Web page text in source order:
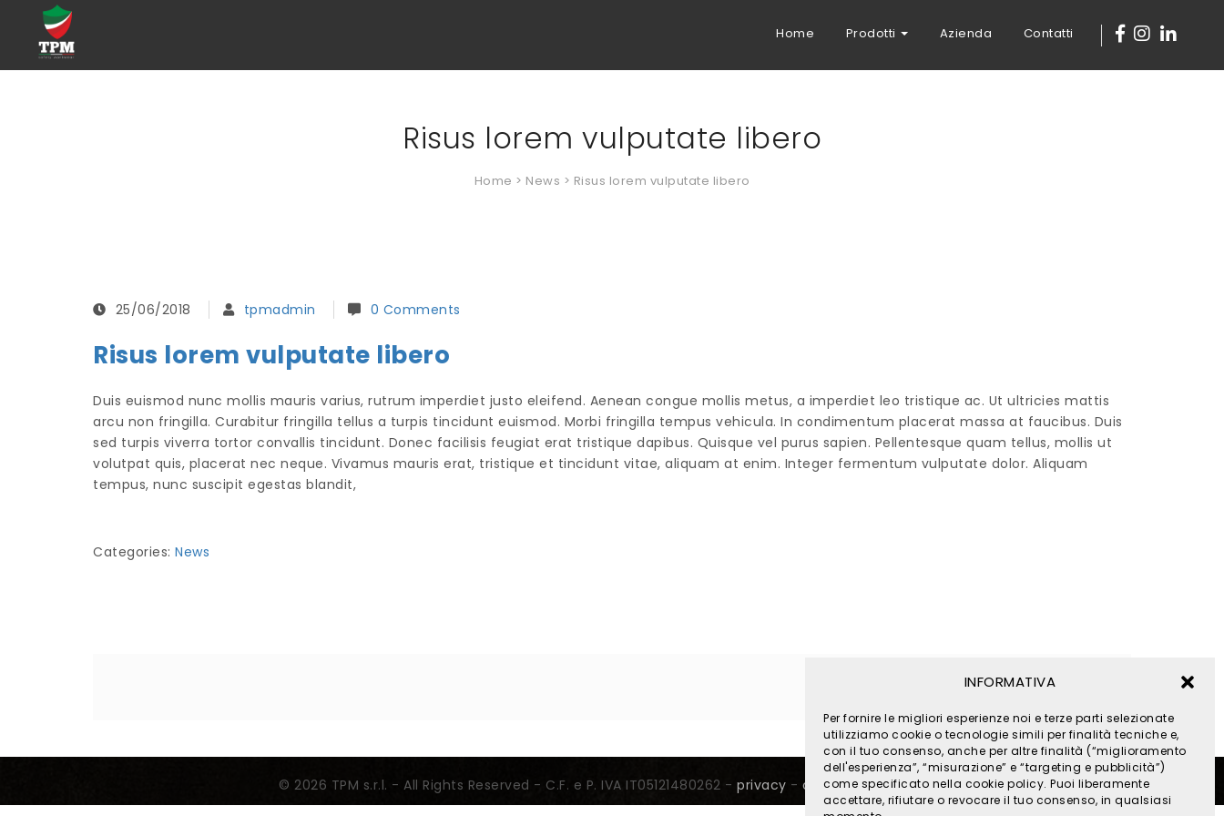
INFORMATIVA
Per fornire le migliori esperienze noi e terze parti selezionate
utilizziamo cookie o tecnologie simili per finalità tecniche e,
con il tuo consenso, anche per altre finalità (“miglioramento
dell'esperienza”, “misurazione” e “targeting e pubblicità”)
come specificato nella cookie policy. Puoi liberamente
accettare, rifiutare o revocare il tuo consenso, in qualsiasi
Home Prodotti Azienda Contatti
Risus lorem vulputate libero
Home > News > Risus lorem vulputate libero
25/06/2018 tpmadmin 0 Comments
Risus lorem vulputate libero
Duis euismod nunc mollis mauris varius, rutrum imperdiet justo eleifend. Aenean congue mollis metus, a imperdiet leo tristique ac. Ut ultricies mattis
arcu non fringilla. Curabitur fringilla tellus a turpis tincidunt euismod. Morbi fringilla tempus vehicula. In condimentum placerat massa at faucibus. Duis
sed turpis viverra tortor convallis tincidunt. Donec facilisis feugiat erat tristique dapibus. Quisque vel purus sapien. Pellentesque quam tellus, mollis ut
volutpat quis, placerat nec neque. Vivamus mauris erat, tristique et tincidunt vitae, aliquam at enim. Integer fermentum vulputate dolor. Aliquam
tempus, nunc suscipit egestas blandit,
Categories: News
NUova collezione Occhiali
© 2026 TPM s.r.l. - All Rights Reserved - C.F. e P. IVA IT05121480262 -privacy -cookies- by